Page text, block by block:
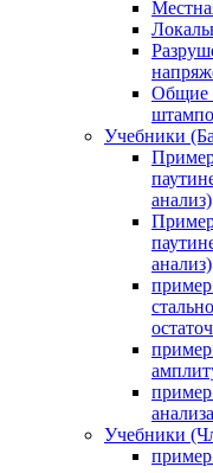
Общие
Учебники
Пример
анализ)
Пример
анализ)
пример
Учебники
пример